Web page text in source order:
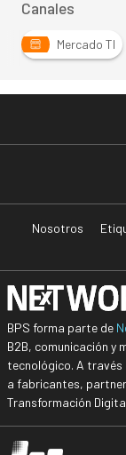
Canales
Mercado TI
Nosotros
BPS forma parte de
B2B, comunicación y
tecnológico. A
a fabricantes,
Transformación